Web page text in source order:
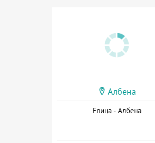
Албена
Елица - Албена